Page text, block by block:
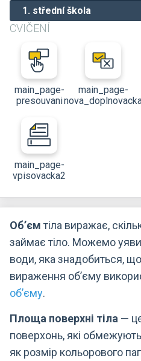
CVIČENÍ
main_page-
presouvani
main_page-
main_page-
vpisovacka2
Об’ємтіла виражає,
займає тіло. Можемо
води, яка знадобиться,
вираження об’єму
об’єму.
Площа поверхні тіла —
поверхонь, які
як розмір кольорового